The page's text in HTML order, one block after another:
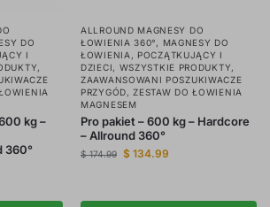
DO
I
,
kg –
360°
ALLROUND MAGNESY DO
ŁOWIENIA 360°, MAGNESY DO
ŁOWIENIA , POCZĄTKUJĄCY I
DZIECI, WSZYSTKIE PRODUKTY,
ZAAWANSOWANI POSZUKIWACZE
PRZYGÓD,ZESTAW DO ŁOWIENIA
MAGNESEM
Pro pakiet – 600 kg – Hardcore
– Allround 360°
$174.99 $ 134.99